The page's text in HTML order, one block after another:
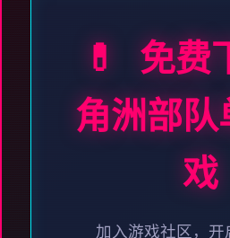
💊 免费
角洲部队
戏
加入游戏社区，开